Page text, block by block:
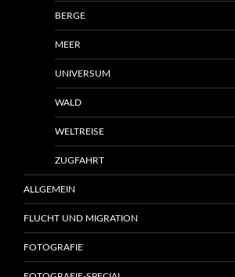
BERGE
MEER
UNIVERSUM
WALD
WELTREISE
ZUGFAHRT
ALLGEMEIN
FLUCHT UND MIGRATION
FOTOGRAFIE